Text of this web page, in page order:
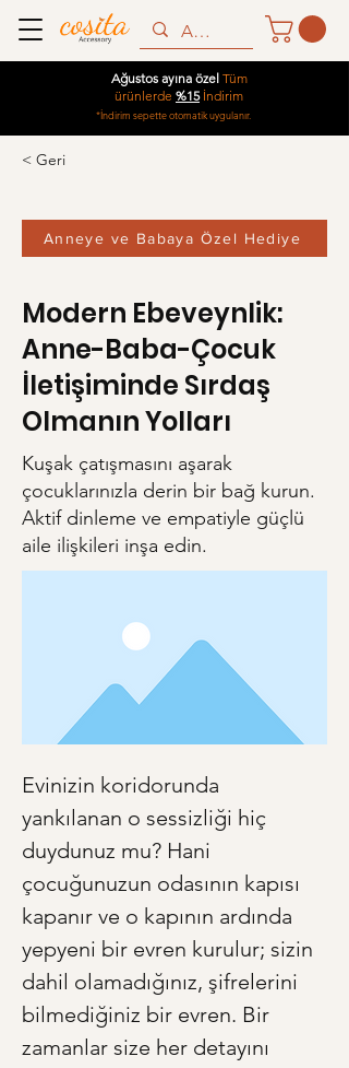
Ağustos ayına özel Tüm
ürünlerde %15İndirim
*İndirim sepette otomatik uygulanır.
< Geri
Anneye ve Babaya Özel Hediye
Modern Ebeveynlik:
Anne-Baba-Çocuk
İletişiminde Sırdaş
Olmanın Yolları
Kuşak çatışmasını aşarak
çocuklarınızla derin bir bağ kurun.
Aktif dinleme ve empatiyle güçlü
aile ilişkileri inşa edin.
Evinizin koridorunda
yankılanan o sessizliği hiç
duydunuz mu? Hani
çocuğunuzun odasının kapısı
kapanır ve o kapının ardında
yepyeni bir evren kurulur; sizin
dahil olamadığınız, şifrelerini
bilmediğiniz bir evren. Bir
zamanlar size her detayını